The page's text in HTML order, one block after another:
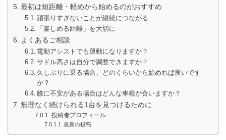
最初は短距離・軽めから始めるのがおすすめ
頑張りすぎないことが継続につながる
「楽しめる距離」を大切に
よくあるご相談
電動アシストでも運動になりますか？
サドル高さは自分で調整できますか？
久しぶりに乗る場合、どのくらいから始めれば良いです
か？
膝に不安がある場合はどんな車種が合いますか？
無理なく続けられる1台を見つけるために
投稿者プロフィール
最新の投稿